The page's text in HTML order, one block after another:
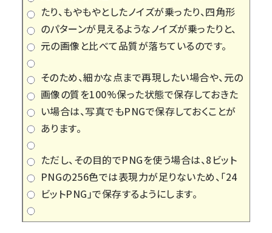
たり、もやもやとしたノイズが乗ったり、四角形
のパターンが見えるようなノイズが乗ったりと、
元の画像と比べて品質が落ちているのです。
そのため、細かな点まで再現したい場合や、元の
画像の質を100%保った状態で保存しておきた
い場合は、写真でもPNGで保存しておくことが
あります。
ただし、その目的でPNGを使う場合は、8ビット
PNGの256色では表現力が足りないため、「24
ビットPNG」で保存するようにします。